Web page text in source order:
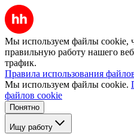
Мы используем файлы cookie,
правильную работу нашего
трафик.
Правила использования
Мы используем файлы cookie.
файлов cookie
Понятно
Ищу работу